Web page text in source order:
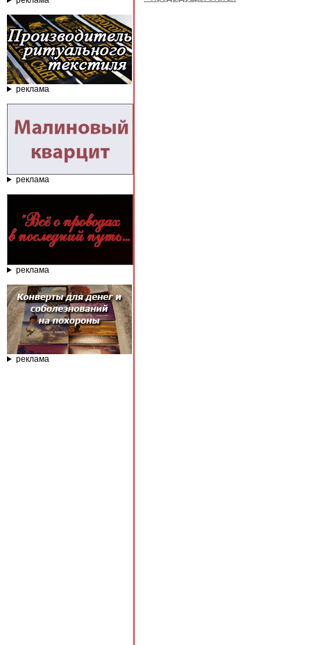
реклама
реклама
реклама
реклама